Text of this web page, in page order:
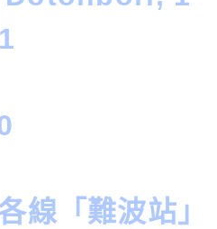
線「難波站」